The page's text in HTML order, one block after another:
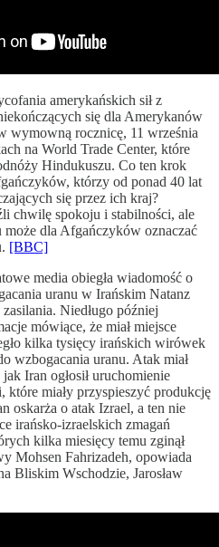
amerykańskich sił z
się dla Amerykanów
wymowną rocznicę, 11 września
na World Trade Center, które
Hindukuszu. Co ten krok
którzy od ponad 40 lat
się przez ich kraj?
chwilę spokoju i stabilności, ale
może dla Afgańczyków oznaczać
[BBC]
media obiegła wiadomość o
uranu w Irańskim Natanz
Niedługo później
mówiące, że miał miejsce
kilka tysięcy irańskich wirówek
wzbogacania uranu. Atak miał
Iran ogłosił uruchomienie
miały przyspieszyć produkcję
oskarża o atak Izrael, a ten nie
irańsko-izraelskich zmagań
kilka miesięcy temu zginął
Mohsen Fahrizadeh, opowiada
Bliskim Wschodzie, Jarosław